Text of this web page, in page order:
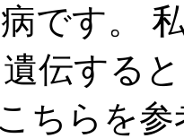
です。
伝する
ちらを